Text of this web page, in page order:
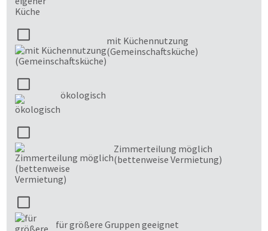
mit Küchennutzung
(Gemeinschaftsküche)
ökologisch
Zimmerteilung möglich
(bettenweise Vermietung)
für größere Gruppen geeignet